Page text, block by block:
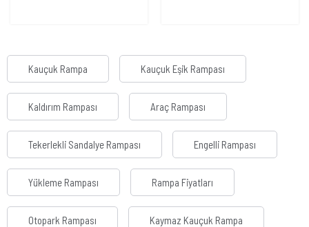
Kauçuk Rampa Kauçuk Eşik Rampası
Kaldırım Rampası Araç Rampası
Tekerlekli Sandalye Rampası Engelli Rampası
Yükleme Rampası Rampa Fiyatları
Otopark Rampası Kaymaz Kauçuk Rampa